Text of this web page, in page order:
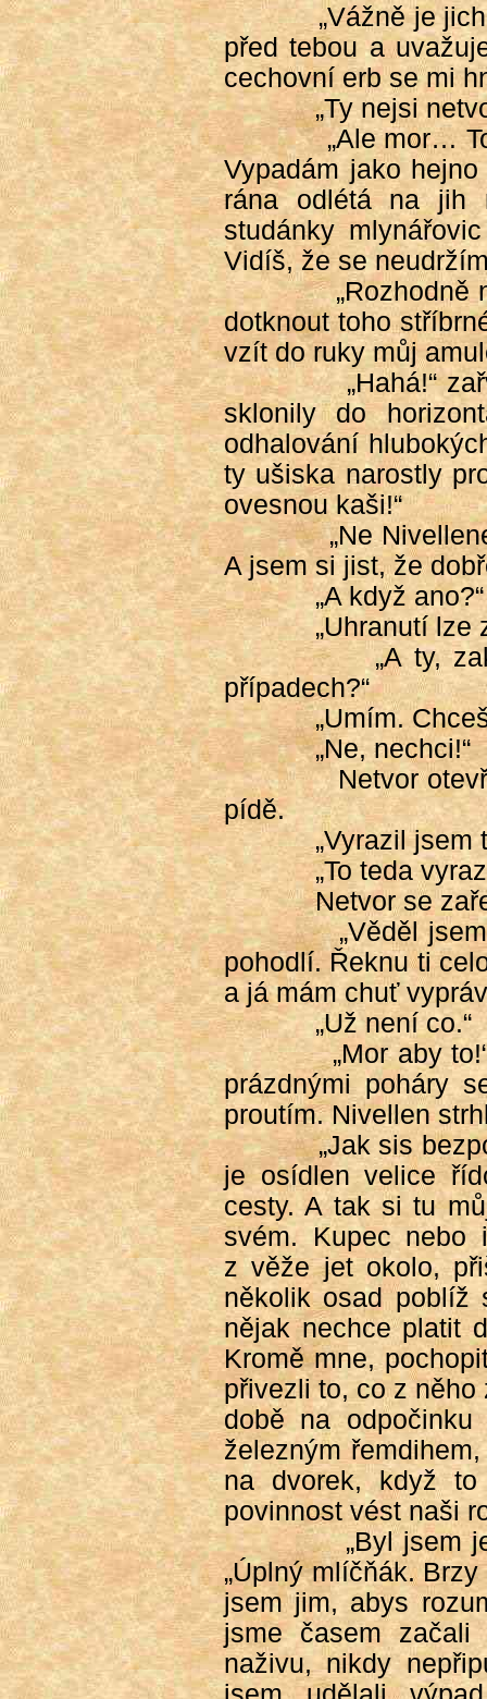
„Vážně je
před tebou a
cechovní erb se mi
„Ty nejsi
„Ale mor…
Vypadám jako
rána odlétá na jih
studánky
Vidíš, že se
„Rozhodně
dotknout toho
vzít do ruky můj
„Hahá!“
sklonily do
odhalování
ty ušiska narostly
ovesnou kaši!“
„Ne
A jsem si jist, že
„A když ano?“
„Uhranutí lze
„A ty,
případech?“
„Umím.
„Ne, nechci!“
Netvor
pídě.
„Vyrazil jsem
„To teda
Netvor se
„Věděl
pohodlí. Řeknu ti
a já mám chuť
„Už není co.“
„Mor aby
prázdnými poháry
proutím. Nivellen
„Jak sis
je osídlen velice
cesty. A tak si tu
svém. Kupec nebo
z věže jet okolo,
několik osad poblíž
nějak nechce platit
Kromě mne,
přivezli to, co z něho
době na
železným
na dvorek, když
povinnost vést naši
„Byl jsem
„Úplný mlíčňák.
jsem jim, abys
jsme časem
naživu, nikdy